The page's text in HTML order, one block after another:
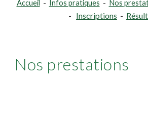
Accueil - Infos pratiques - Nos
- Inscriptions -
Nos prestations